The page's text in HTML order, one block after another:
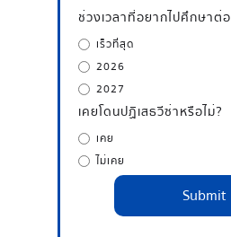
ช่วงเวลาที่อยากไปศึกษาต่อ
เร็วที่สุด
2026
2027
เคยโดนปฏิเสธวีซ่าหรือไม่?
เคย
ไม่เคย